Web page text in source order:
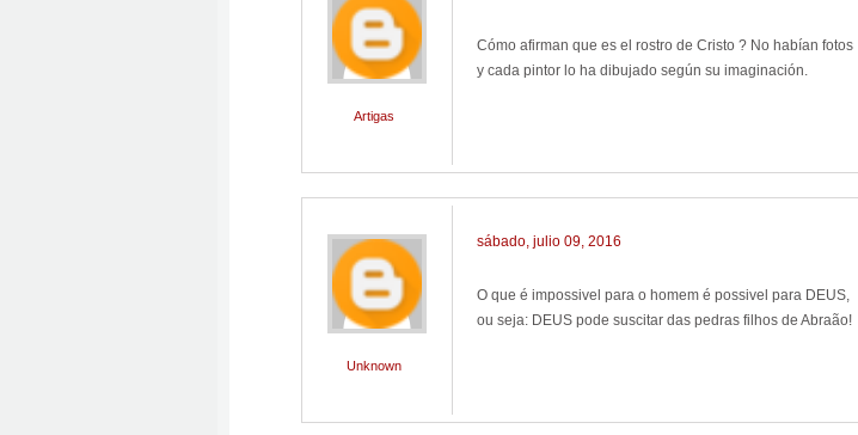
Artigas
Cómo afirman que es el rostro de Cristo ? No habían fotos
y cada pintor lo ha dibujado según su imaginación.
Unknown
sábado, julio 09, 2016
O que é impossivel para o homem é possivel para DEUS,
ou seja: DEUS pode suscitar das pedras filhos de Abraão!